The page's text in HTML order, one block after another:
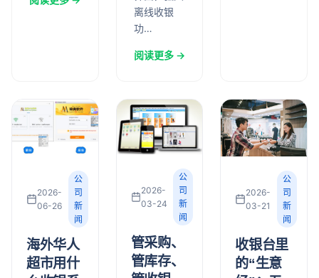
离线收银
功…
阅读更多 →
2026-
06-26
公
司
新
闻
海外华人
超市用什
2026-
03-24
公
司
新
闻
管采购、
管库存、
2026-
03-21
公
司
新
闻
收银台里
的“生意